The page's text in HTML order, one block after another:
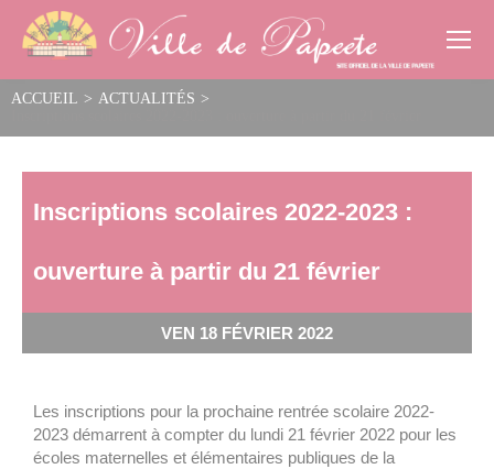
ACCUEIL > ACTUALITÉS >
Inscriptions scolaires 2022-2023 :
ouverture à partir du 21 février
VEN 18 FÉVRIER 2022
Les inscriptions pour la prochaine rentrée scolaire 2022-
2023 démarrent à compter du lundi 21 février 2022 pour les
écoles maternelles et élémentaires publiques de la
Cookies management panel